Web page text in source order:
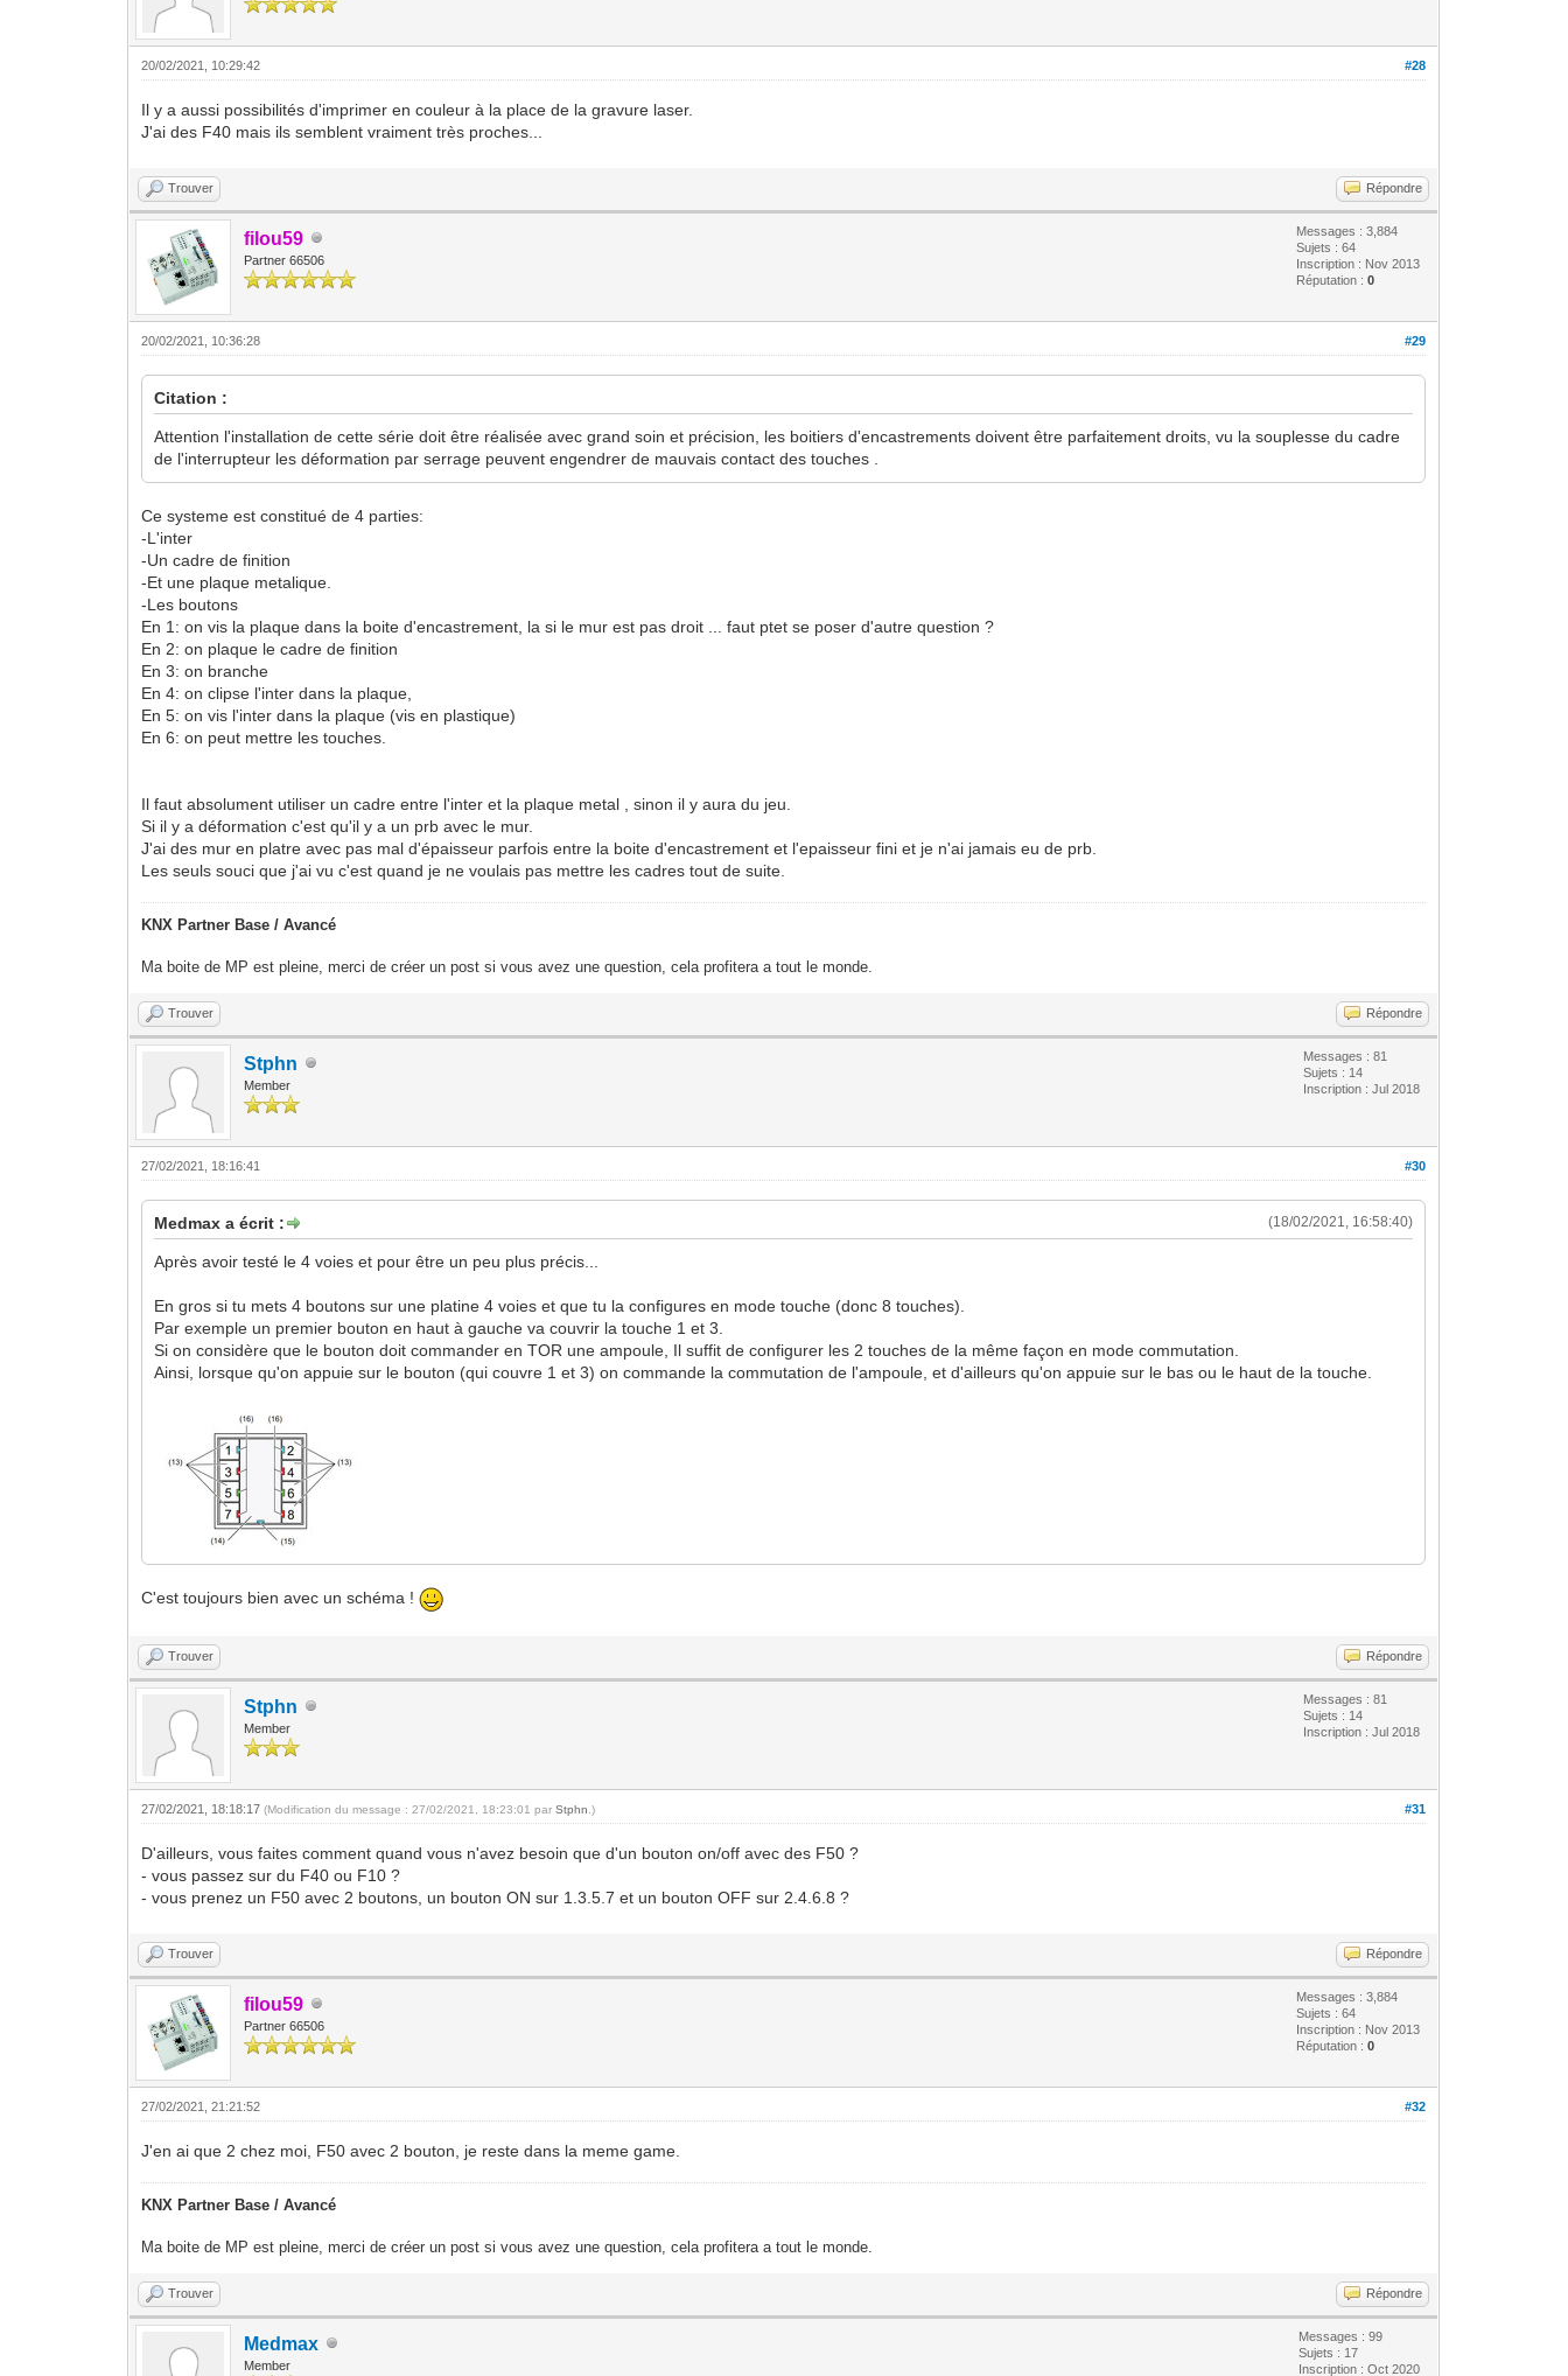
#28
20/02/2021, 10:29:42
Il y a aussi possibilités d'imprimer en couleur à la place de la gravure laser.
J'ai des F40 mais ils semblent vraiment très proches...
Trouver Répondre
filou59
Partner 66506
Messages : 3,884
Sujets : 64
Inscription : Nov 2013
Réputation :0
#29
20/02/2021, 10:36:28
Citation :
Attention l'installation de cette série doit être réalisée avec grand soin et précision, les boitiers d'encastrements doivent être parfaitement droits, vu la souplesse du cadre
de l'interrupteur les déformation par serrage peuvent engendrer de mauvais contact des touches .
Ce systeme est constitué de 4 parties:
-L'inter
-Un cadre de finition
-Et une plaque metalique.
-Les boutons
En 1: on vis la plaque dans la boite d'encastrement, la si le mur est pas droit ... faut ptet se poser d'autre question ?
En 2: on plaque le cadre de finition
En 3: on branche
En 4: on clipse l'inter dans la plaque,
En 5: on vis l'inter dans la plaque (vis en plastique)
En 6: on peut mettre les touches.
Il faut absolument utiliser un cadre entre l'inter et la plaque metal , sinon il y aura du jeu.
Si il y a déformation c'est qu'il y a un prb avec le mur.
J'ai des mur en platre avec pas mal d'épaisseur parfois entre la boite d'encastrement et l'epaisseur fini et je n'ai jamais eu de prb.
Les seuls souci que j'ai vu c'est quand je ne voulais pas mettre les cadres tout de suite.
KNX Partner Base / Avancé
Ma boite de MP est pleine, merci de créer un post si vous avez une question, cela profitera a tout le monde.
Trouver Répondre
Stphn
Member
Messages : 81
Sujets : 14
Inscription : Jul 2018
#30
27/02/2021, 18:16:41
(18/02/2021, 16:58:40)
Medmax a écrit :
Après avoir testé le 4 voies et pour être un peu plus précis...
En gros si tu mets 4 boutons sur une platine 4 voies et que tu la configures en mode touche (donc 8 touches).
Par exemple un premier bouton en haut à gauche va couvrir la touche 1 et 3.
Si on considère que le bouton doit commander en TOR une ampoule, Il suffit de configurer les 2 touches de la même façon en mode commutation.
Ainsi, lorsque qu'on appuie sur le bouton (qui couvre 1 et 3) on commande la commutation de l'ampoule, et d'ailleurs qu'on appuie sur le bas ou le haut de la touche.
C'est toujours bien avec un schéma !
Trouver Répondre
Stphn
Member
Messages : 81
Sujets : 14
Inscription : Jul 2018
#31
27/02/2021, 18:18:17(Modification du message : 27/02/2021, 18:23:01 parStphn .)
D'ailleurs, vous faites comment quand vous n'avez besoin que d'un bouton on/off avec des F50 ?
- vous passez sur du F40 ou F10 ?
- vous prenez un F50 avec 2 boutons, un bouton ON sur 1.3.5.7 et un bouton OFF sur 2.4.6.8 ?
Trouver Répondre
filou59
Partner 66506
Messages : 3,884
Sujets : 64
Inscription : Nov 2013
Réputation :0
#32
27/02/2021, 21:21:52
J'en ai que 2 chez moi, F50 avec 2 bouton, je reste dans la meme game.
KNX Partner Base / Avancé
Ma boite de MP est pleine, merci de créer un post si vous avez une question, cela profitera a tout le monde.
Trouver Répondre
Medmax
Member
Messages : 99
Sujets : 17
Inscription : Oct 2020